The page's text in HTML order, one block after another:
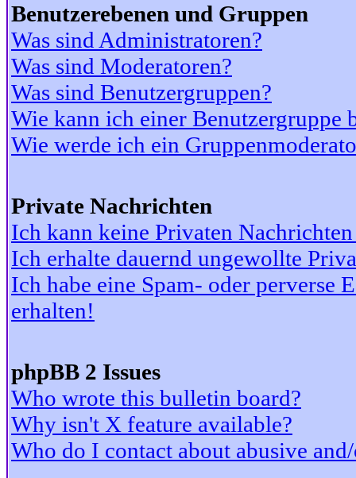
Benutzerebenen und Gruppen
Was sind Administratoren?
Was sind Moderatoren?
Was sind Benutzergruppen?
Wie kann ich einer Benutzergruppe
Wie werde ich ein
Private Nachrichten
Ich kann keine Privaten
Ich erhalte dauernd ungewollte
Ich habe eine Spam- oder perverse
erhalten!
phpBB 2 Issues
Who wrote this bulletin board?
Why isn't X feature available?
Who do I contact about abusive